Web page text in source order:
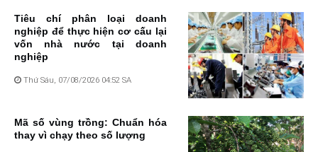
Tiêu chí phân loại doanh
nghiệp để thực hiện cơ cấu lại
vốn nhà nước tại doanh
nghiệp
Thứ Sáu, 07/08/2026 04:52 SA
Mã số vùng trồng: Chuẩn hóa
thay vì chạy theo số lượng